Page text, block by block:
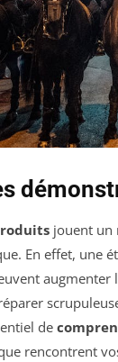
jouent un
En effet, une
augmenter
de
rencontrent